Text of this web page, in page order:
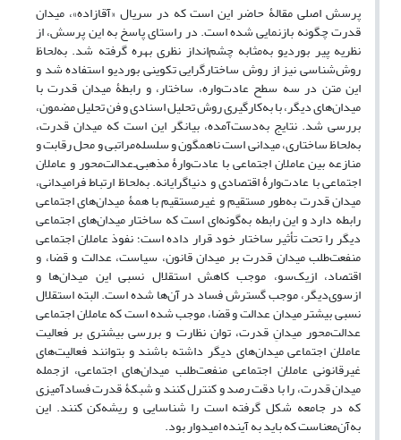
پرسش اصلی مقالۀ حاضر این است که در سریال «آقازاده»، میدان
قدرت چگونه بازنمایی شده است. در راستای پاسخ به این پرسش، از
نظریه پیر بوردیو به‌مثابه چشم‌انداز نظری بهره گرفته شد. به‌لحاظ
روش‌شناسی نیز از روش ساختارگرایی تکوینی بوردیو استفاده شد و
این متن در سه سطح عادت‌واره، ساختار، و رابطۀ میدان قدرت با
میدان‌های دیگر، با به‌کارگیری روش تحلیل اسنادی و فن تحلیل مضمون،
بررسی شد. نتایج به‌دست‌آمده، بیانگر این است که میدان قدرت،
به‌لحاظ ساختاری، میدانی است ناهمگون و سلسله‌مراتبی و محل رقابت و
منازعه بین عاملان اجتماعی با عادت‌وارۀ مذهبی‌ـ‌عدالت‌محور و عاملان
اجتماعی با عادت‌وارۀ اقتصادی و دنیاگرایانه. به‌لحاظ ارتباط فرامیدانی،
میدان قدرت به‌طور مستقیم و غیرمستقیم با همۀ میدان‌های اجتماعی
رابطه دارد و این رابطه به‌گونه‌ای است که ساختار میدان‌های اجتماعی
دیگر را تحت تأثیر ساختار خود قرار داده است؛ نفوذ عاملان اجتماعی
منفعت‌طلب میدان قدرت بر میدان قانون، سیاست، عدالت و قضا، و
اقتصاد، از‌یک‌سو، موجب کاهش استقلال نسبی این میدان‌ها و
از‌سوی‌دیگر، موجب گسترش فساد در آن‌ها شده است. البته استقلال
نسبی بیشتر میدان عدالت و قضا، موجب شده است که عاملان اجتماعی
عدالت‌محور میدانِ قدرت، توان نظارت و بررسی بیشتری بر فعالیت
عاملان اجتماعی میدان‌های دیگر داشته باشند و بتوانند فعالیت‌های
غیرقانونی عاملان اجتماعی منفعت‌طلب میدان‌های اجتماعی، ازجمله
میدان قدرت، را با دقت رصد و کنترل کنند و شبکۀ قدرت فسادآمیزی
که در جامعه شکل گرفته است را شناسایی و ریشه‌کن کنند. این
به‌آن‌معناست که باید به آینده امیدوار بود.